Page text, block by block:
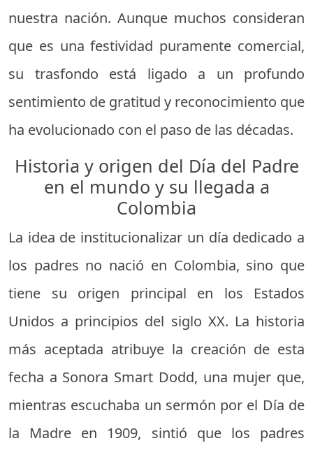
nuestra nación. Aunque muchos consideran
que es una festividad puramente comercial,
su trasfondo está ligado a un profundo
sentimiento de gratitud y reconocimiento que
ha evolucionado con el paso de las décadas.
Historia y origen del Día del Padre
en el mundo y su llegada a
Colombia
La idea de institucionalizar un día dedicado a
los padres no nació en Colombia, sino que
tiene su origen principal en los Estados
Unidos a principios del siglo XX. La historia
más aceptada atribuye la creación de esta
fecha a Sonora Smart Dodd, una mujer que,
mientras escuchaba un sermón por el Día de
la Madre en 1909, sintió que los padres